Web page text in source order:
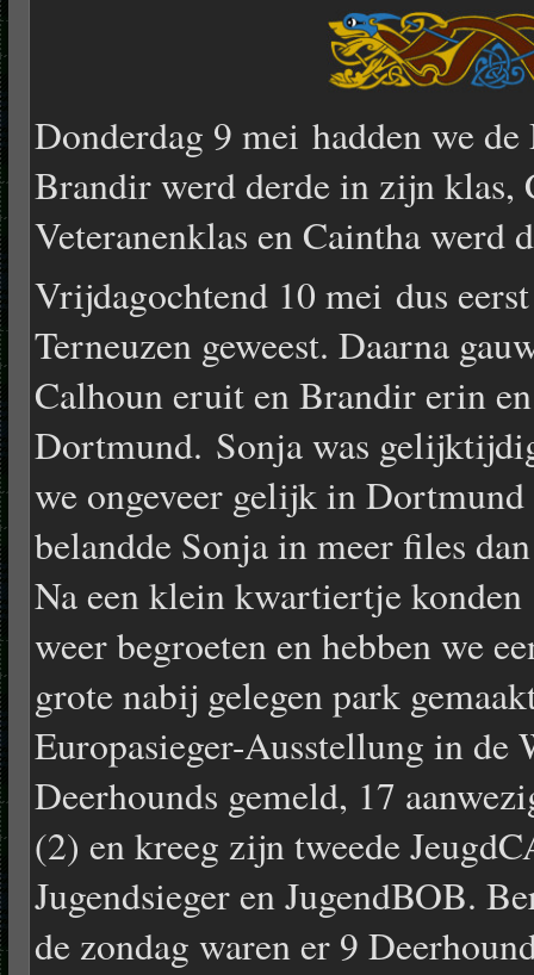
Donderdag 9 mei hadden we
Brandir werd derde in zijn klas,
Veteranenklas en Caintha werd
Vrijdagochtend 10 mei dus
Terneuzen geweest. Daarna
Calhoun eruit en Brandir erin
Dortmund. Sonja was
we ongeveer gelijk in Dortmund
belandde Sonja in meer files
Na een klein kwartiertje
weer begroeten en hebben we
grote nabij gelegen park
Europasieger-Ausstellung in de
Deerhounds gemeld, 17
(2) en kreeg zijn tweede
Jugendsieger en JugendBOB.
de zondag waren er 9